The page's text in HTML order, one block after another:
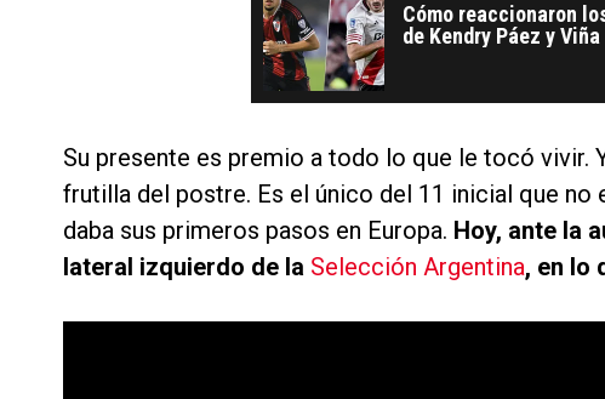
Cómo reaccionaron
de Kendry Páez y Viña
Su presente es premio a todo lo que le tocó vivir.
frutilla del postre. Es el único del 11 inicial que no
daba sus primeros pasos en Europa. Hoy, ante la
lateral izquierdo de la Selección Argentina, en lo